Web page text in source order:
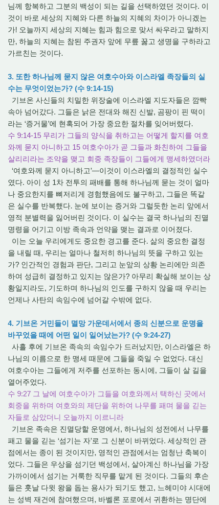
님께 항복하고 그분의 백성이 되는 길을 선택하였던 것이다. 이
것이 바로 세상의 지혜와 다른 하늘의 지혜의 차이가 아니겠는
가! 오늘까지 세상의 지혜는 힘과 힘으로 맞서 싸우라고 말하지
만, 하늘의 지혜는 참된 주권자 앞에 무릎 꿇고 생명을 구하라고
가르친는 것이다.
3. 또한 하나님께 묻지 않은 여호수아와 이스라엘 족장들의 실
수는 무엇이었는가? (수 9:14-15)
기브온 사신들의 치밀한 위장술에 이스라엘 지도자들은 깜빡
속아 넘어갔다. 그들은 낡은 전대와 해진 신발, 곰팡이 핀 떡이
라는 ‘증거물’에 현혹되어 가장 중요한 절차를 잊어버렸다.
수 9:14-15 무리가 그들의 양식을 취하고는 어떻게 할지를 여호
와께 묻지 아니하고 15 여호수아가 곧 그들과 화친하여 그들을
살리리라는 조약을 맺고 회중 족장들이 그들에게 맹세하였더라
‘여호와께 묻지 아니하고’—이것이 이스라엘의 결정적인 실수
였다. 아이 성 1차 전투의 패배를 통해 하나님께 묻는 것이 얼마
나 중요한지를 뼈저리게 경험했음에도 불구하고, 그들은 똑같
은 실수를 반복했다. 눈에 보이는 증거와 그럴듯한 논리 앞에서
영적 분별력을 잃어버린 것이다. 이 실수는 결국 하나님의 진멸
명령을 어기고 이방 족속과 언약을 맺는 결과로 이어졌다.
이는 오늘 우리에게도 중요한 경고를 준다. 삶의 중요한 결정
을 내릴 때, 우리는 얼마나 철저히 하나님의 뜻을 구하고 있는
가? 인간적인 경험과 판단, 그리고 눈앞의 상황 논리에만 의존
하여 성급히 결정하고 있지는 않은가? 아무리 확실해 보이는 상
황일지라도, 기도하며 하나님의 인도를 구하지 않을 때 우리는
언제나 사탄의 속임수에 넘어갈 수밖에 없다.
4. 기브온 거민들이 멸망 가운데서에서 종의 신분으로 운명을
바꾸었을 때에 어떤 일이 일어났는가? (수 9:24-27)
사흘 후에 기브온 족속의 속임수가 드러났지만, 이스라엘은 하
나님의 이름으로 한 맹세 때문에 그들을 죽일 수 없었다. 대신
여호수아는 그들에게 저주를 선포하는 동시에, 그들이 살 길을
열어주었다.
수 9:27 그 날에 여호수아가 그들을 여호와께서 택하신 곳에서
회중을 위하며 여호와의 제단을 위하여 나무를 패며 물을 긷는
자들로 삼았더니 오늘까지 이르니라
기브온 족속은 진멸당할 운명에서, 하나님의 성전에서 나무를
패고 물을 긷는 ‘섬기는 자’로 그 신분이 바뀌었다. 세상적인 관
점에서는 종이 된 것이지만, 영적인 관점에서는 엄청난 축복이
었다. 그들은 우상을 섬기던 백성에서, 살아계신 하나님을 가장
가까이에서 섬기는 거룩한 직무를 맡게 된 것이다. 그들의 후손
들은 훗날 다윗 왕을 돕는 용사가 되기도 했고, 느헤미야 시대에
는 성벽 재건에 참여했으며, 바벨론 포로에서 귀환하는 명단에